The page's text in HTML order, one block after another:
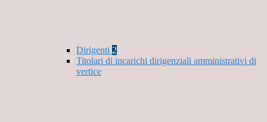
Dirigenti 2
Titolari di incarichi dirigenziali amministrativi di
vertice